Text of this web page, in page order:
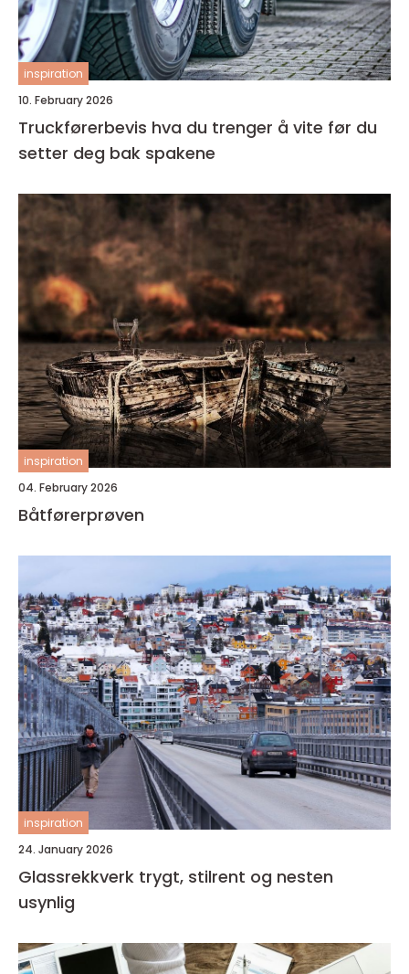
inspiration
10. February 2026
Truckførerbevis hva du trenger å vite før du
setter deg bak spakene
inspiration
04. February 2026
Båtførerprøven
inspiration
24. January 2026
Glassrekkverk trygt, stilrent og nesten
usynlig